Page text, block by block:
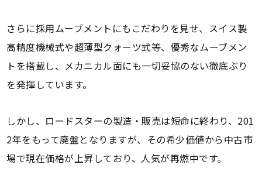
さらに採用ムーブメントにもこだわりを見せ、スイス製
高精度機械式や超薄型クォーツ式等、優秀なムーブメン
トを搭載し、メカニカル面にも一切妥協のない徹底ぶり
を発揮しています。
しかし、ロードスターの製造・販売は短命に終わり、201
2年をもって廃盤となりますが、その希少価値から中古市
場で現在価格が上昇しており、人気が再燃中です。